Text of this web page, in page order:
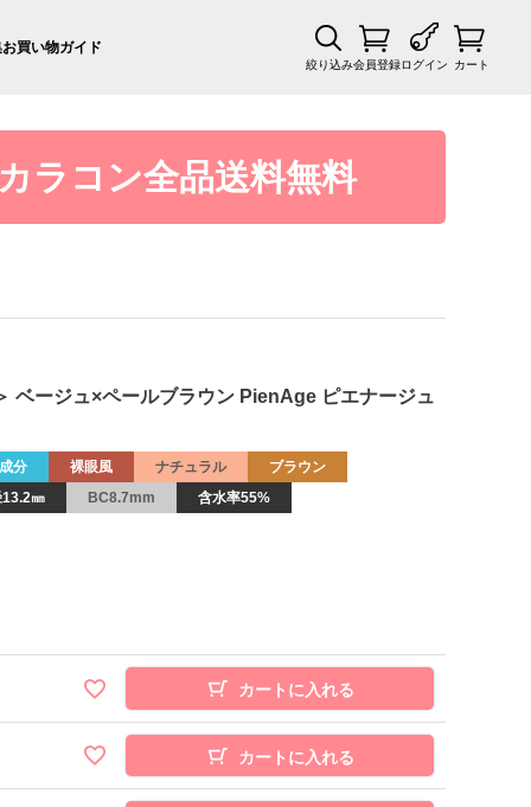
お買い物ガイド
絞り込み会員登録ログイン カート
ラコン全品送料無料
ベージュ×ペールブラウン PienAge ピエナージュ
分 裸眼風 ナチュラル
ブラウン
㎜
BC8.7mm 含水率55%
カートに入れる
カートに入れる